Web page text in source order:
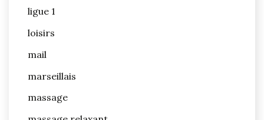
ligue 1
loisirs
mail
marseillais
massage